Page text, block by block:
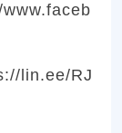
lin.ee/RJ